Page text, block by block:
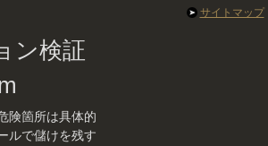
ン検証
険箇所は具体的
ルで儲けを残す
サイトマップ